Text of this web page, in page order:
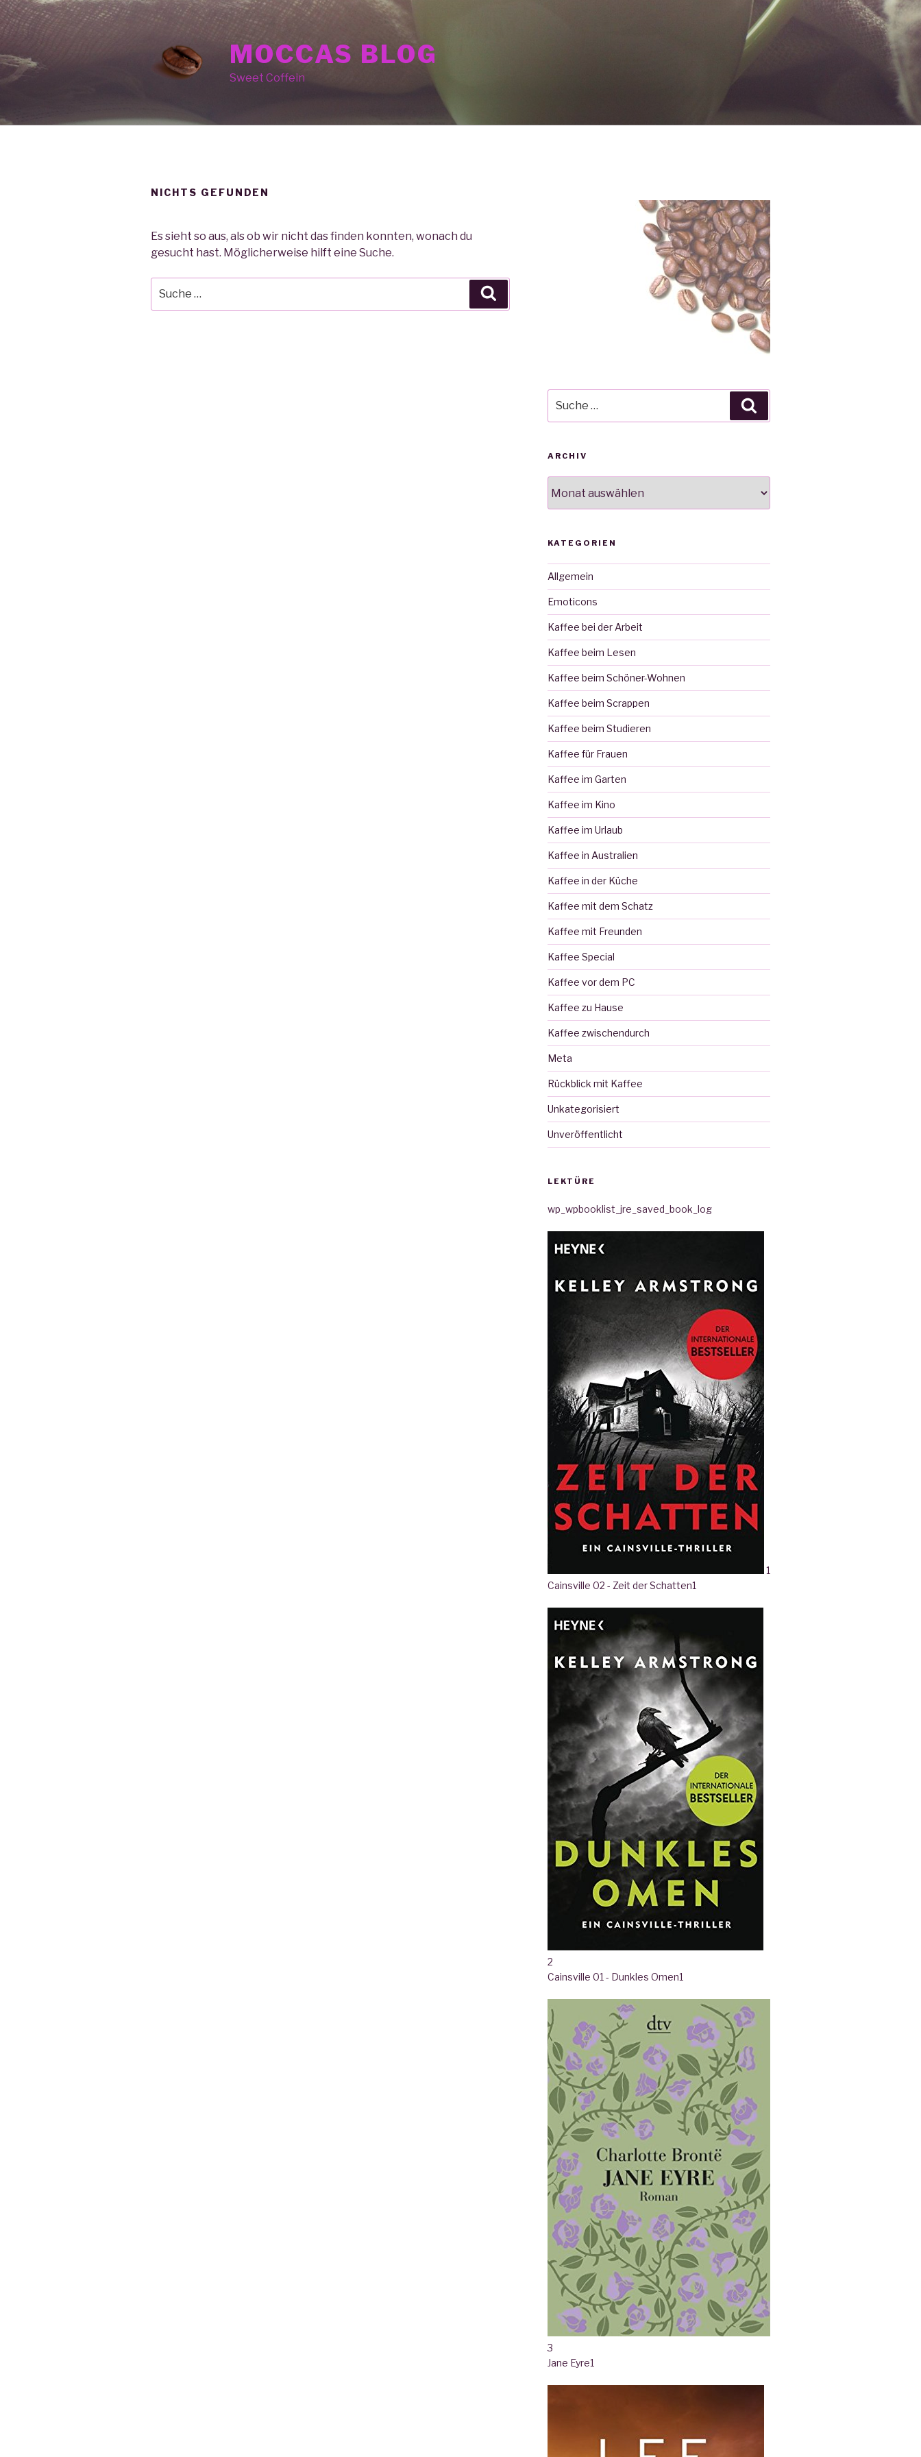
Zum
Inhalt
springen
MOCCAS BLOG
Sweet Coffein
NICHTS GEFUNDEN
Es sieht so aus, als ob wir nicht das finden konnten, wonach du
gesucht hast. Möglicherweise hilft eine Suche.
nach:
nach:
ARCHIV
KATEGORIEN
Allgemein
Emoticons
Kaffee bei der Arbeit
Kaffee beim Lesen
Kaffee beim Schöner-Wohnen
Kaffee beim Scrappen
Kaffee beim Studieren
Kaffee für Frauen
Kaffee im Garten
Kaffee im Kino
Kaffee im Urlaub
Kaffee in Australien
Kaffee in der Küche
Kaffee mit dem Schatz
Kaffee mit Freunden
Kaffee Special
Kaffee vor dem PC
Kaffee zu Hause
Kaffee zwischendurch
Meta
Rückblick mit Kaffee
Unkategorisiert
Unveröffentlicht
LEKTÜRE
wp_wpbooklist_jre_saved_book_log
1
Cainsville 02 - Zeit der Schatten1
2
Cainsville 01 - Dunkles Omen1
3
Jane Eyre1